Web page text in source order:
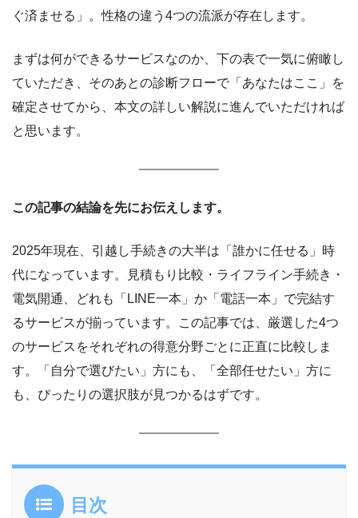
ぐ済ませる」。性格の違う4つの流派が存在します。
まずは何ができるサービスなのか、下の表で一気に俯瞰し
ていただき、そのあとの診断フローで「あなたはここ」を
確定させてから、本文の詳しい解説に進んでいただければ
と思います。
この記事の結論を先にお伝えします。
2025年現在、引越し手続きの大半は「誰かに任せる」時
代になっています。見積もり比較・ライフライン手続き・
電気開通、どれも「LINE一本」か「電話一本」で完結す
るサービスが揃っています。この記事では、厳選した4つ
のサービスをそれぞれの得意分野ごとに正直に比較しま
す。「自分で選びたい」方にも、「全部任せたい」方に
も、ぴったりの選択肢が見つかるはずです。
目次